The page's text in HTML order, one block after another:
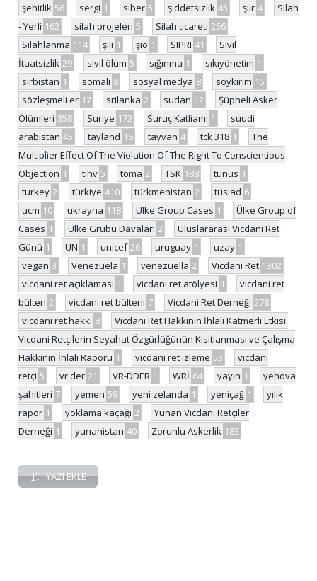
şehitlik 56 sergi 1 siber 5 şiddetsizlik 45 şiir 4
Silah
- Yerli 162 silah projeleri 5 Silah ticareti 256
Silahlanma 114 şili 1 şiö 1 SIPRI 41
Sivil
İtaatsizlik 29 sivil ölüm 5 sığınma 1 sıkıyönetim 1
sırbistan 1 somali 8 sosyal medya 8 soykırım 15
sözleşmeli er 17 srilanka 2 sudan 12
Şüpheli Asker
Ölümleri 358 Suriye 172 Suruç Katliamı 1
suudi
arabistan 45 tayland 16 tayvan 4 tck 318 1
The
Multiplier Effect Of The Violation Of The Right To Conscientious
Objection 1 tihv 5 toma 2 TSK 188 tunus 1
turkey 2 türkiye 410 türkmenistan 2 tüsiad 6
ucm 10 ukrayna 118 Ulke Group Cases 1
Ülke Group of
Cases 1 Ülke Grubu Davaları 2
Uluslararası Vicdani Ret
Günü 1 UN 1 unicef 26 uruguay 1 uzay 1
vegan 3 Venezuela 1 venezuella 2 Vicdani Ret 1302
vicdani ret açıklaması 1 vicdani ret atölyesi 1
vicdani ret
bülten 2 vicdani ret bülteni 7 Vicdani Ret Derneği 278
vicdani ret hakkı 8
Vicdani Ret Hakkının İhlali Katmerli Etkisi:
Vicdani Retçilerin Seyahat Özgürlüğünün Kısıtlanması ve Çalışma
Hakkının İhlali Raporu 1 vicdani ret izleme 53
vicdani
retçi 5 vr der 21 VR-DDER 1 WRİ 64 yayın 1
yehova
şahitleri 7 yemen 59 yeni zelanda 1 yeniçağ 1
yılık
rapor 1 yoklama kaçağı 2
Yunan Vicdani Retçiler
Derneği 1 yunanistan 40 Zorunlu Askerlik 183
YAZI EKLE